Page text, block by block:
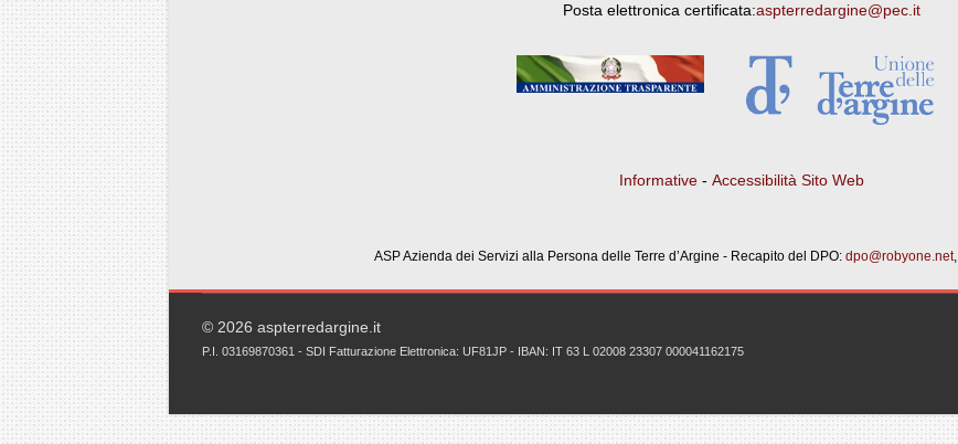
Posta elettronica certificata:aspterredargine@pec.it
Informative - Accessibilità Sito Web
ASP Azienda dei Servizi alla Persona delle Terre d’Argine - Recapito del DPO: dpo@robyone.net,
© 2026 aspterredargine.it
P.I. 03169870361 - SDI Fatturazione Elettronica: UF81JP - IBAN: IT 63 L 02008 23307 000041162175